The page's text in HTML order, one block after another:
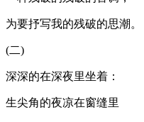
为要抒写我的残破的思潮。
(二)
深深的在深夜里坐着：
生尖角的夜凉在窗缝里